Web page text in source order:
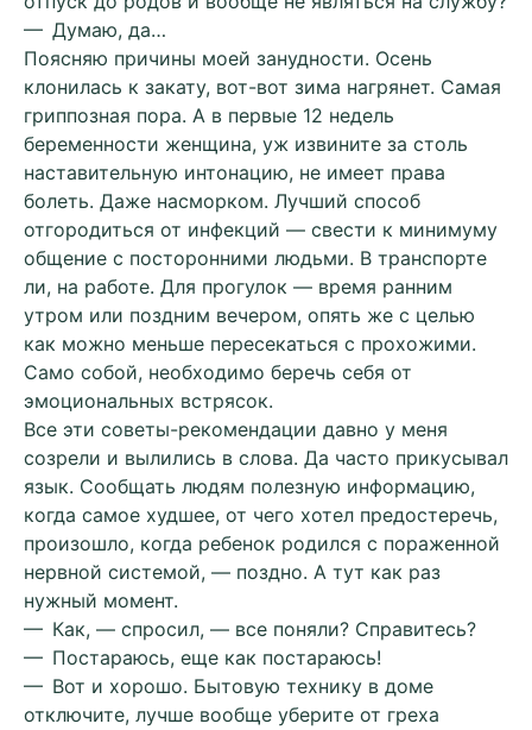
— Думаю, да…
Поясняю причины моей занудности. Осень
клонилась к закату, вот-вот зима нагрянет. Самая
гриппозная пора. А в первые 12 недель
беременности женщина, уж извините за столь
наставительную интонацию, не имеет права
болеть. Даже насморком. Лучший способ
отгородиться от инфекций — свести к минимуму
общение с посторонними людьми. В транспорте
ли, на работе. Для прогулок — время ранним
утром или поздним вечером, опять же с целью
как можно меньше пересекаться с прохожими.
Само собой, необходимо беречь себя от
эмоциональных встрясок.
Все эти советы-рекомендации давно у меня
созрели и вылились в слова. Да часто прикусывал
язык. Сообщать людям полезную информацию,
когда самое худшее, от чего хотел предостеречь,
произошло, когда ребенок родился с пораженной
нервной системой, — поздно. А тут как раз
нужный момент.
— Как, — спросил, — все поняли? Справитесь?
— Постараюсь, еще как постараюсь!
— Вот и хорошо. Бытовую технику в доме
отключите, лучше вообще уберите от греха